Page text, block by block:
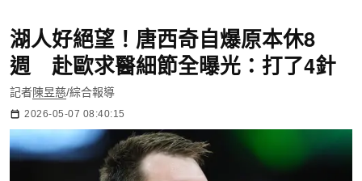
湖人好絕望！唐西奇自爆原本休8
週 赴歐求醫細節全曝光：打了4針
記者陳昱慈/綜合報導
2026-05-07 08:40:15